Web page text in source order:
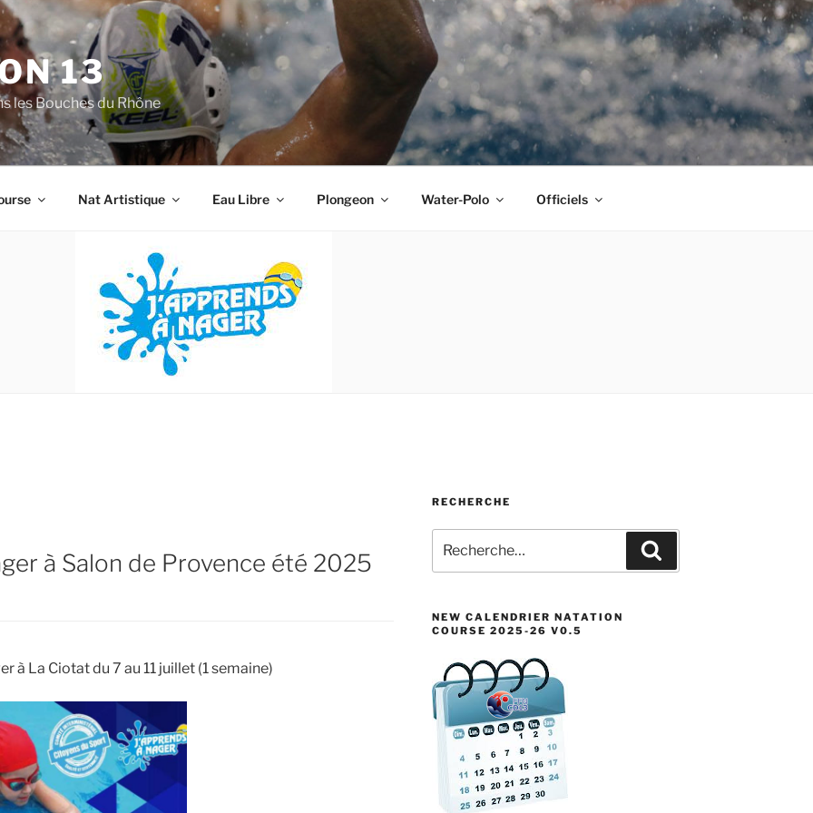
13
les Bouches du Rhône
Nat Artistique Eau Libre Plongeon Water-Polo Officiels
à Salon de Provence été 2025
à La Ciotat du 7 au 11 juillet (1 semaine)
RECHERCHE
pour
:
NEW CALENDRIER NATATION
COURSE 2025-26 V0.5